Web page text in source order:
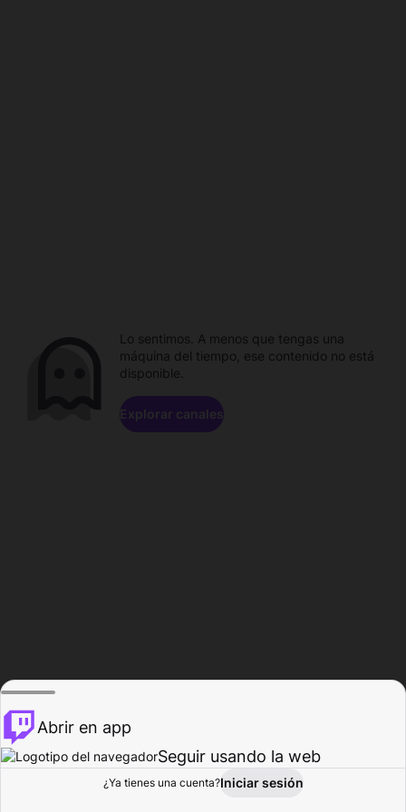
Explorar Actividad
Lo sentimos. A menos que tengas una
máquina del tiempo, ese contenido no está
disponible.
Explorar canales
Abrir en app
Seguir usando la web
¿Ya tienes una cuenta?Iniciar sesión